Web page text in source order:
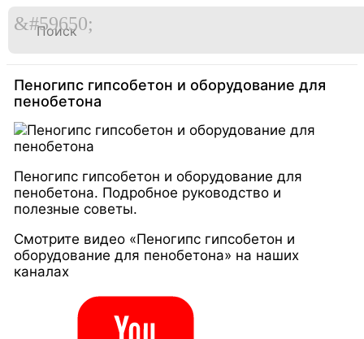
Перейти
Пеногипс гипсобетон и оборудование для
пенобетона
Пеногипс гипсобетон и оборудование для
пенобетона. Подробное руководство и
полезные советы.
Смотрите видео «Пеногипс гипсобетон и
оборудование для пенобетона» на наших
каналах